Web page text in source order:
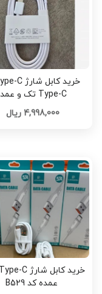
Type-C تک و عمده
4,998,000 ریال
عمده کد B529